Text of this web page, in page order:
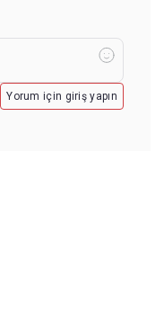
Yorum için giriş yapın